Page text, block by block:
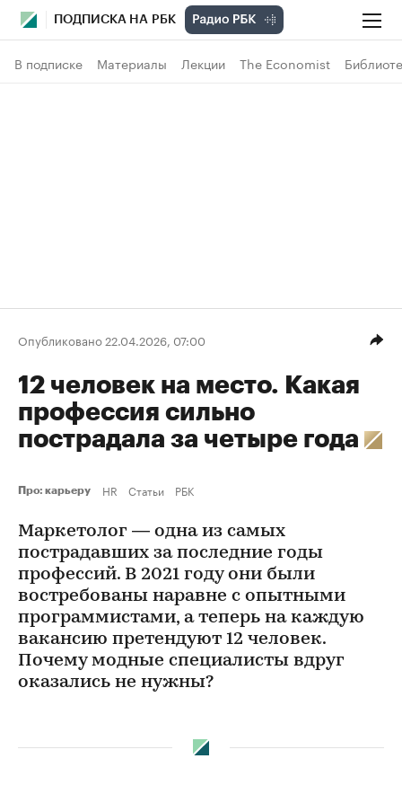
ПОДПИСКА НА РБК
В подписке Материалы Лекции The Economist
Опубликовано 22.04.2026, 07:00
12 человек на место. Какая
профессия сильно
пострадала за четыре года
Про: карьеру HR Статьи РБК
Маркетолог — одна из самых
пострадавших за последние годы
профессий. В 2021 году они были
востребованы наравне с опытными
программистами, а теперь на каждую
вакансию претендуют 12 человек.
Почему модные специалисты вдруг
оказались не нужны?